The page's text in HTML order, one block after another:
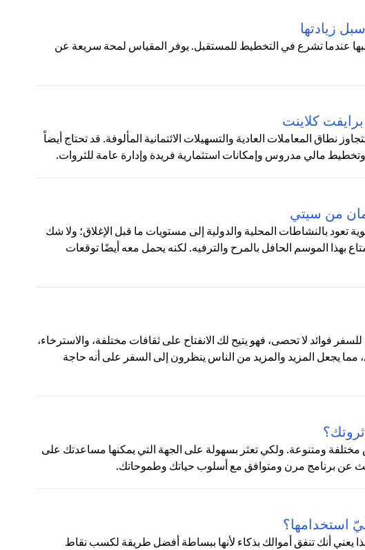
زيادتها
عندما تشرع في التخطيط للمستقبل. يوفر المقياس لمحة سريعة عن
كلاينت
نطاق المعاملات العادية والتسهيلات الائتمانية المألوفة. قد تحتاج أيضاً
مالي مدروس وإمكانات استثمارية فريدة وإدارة عامة للثروات.
من سيتي
تعود بالنشاطات المحلية والدولية إلى مستويات ما قبل الإغلاق؛ ولا شك
بهذا الموسم الحافل بالمرح والترفيه. لكنه يحمل معه أيضًا توقعات
فوائد لا تحصى، فهو يتيح لك الانفتاح على ثقافات مختلفة، والاسترخاء،
مما يجعل المزيد والمزيد من الناس ينظرون إلى السفر على أنه حاجة
ومتنوعة. ولكي تعثر بسهولة على الجهة التي يمكنها مساعدتك على
عن برنامج مرن ومتوافق مع أسلوب حياتك وطموحاتك.
استخدامها؟
يعني أنك تنفق أموالك بذكاء لأنها ببساطة أفضل طريقة لكسب نقاط